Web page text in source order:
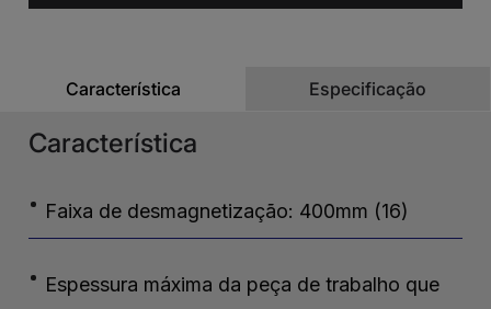
Característica Especificação
Característica
Faixa de desmagnetização: 400mm (16)
Espessura máxima da peça de trabalho que